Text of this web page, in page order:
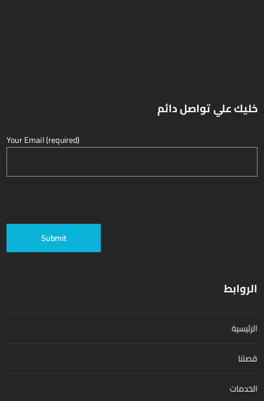
خليك علي تواصل دائم
Your Email (required)
الروابط
الرئيسية
قصتنا
الخدمات